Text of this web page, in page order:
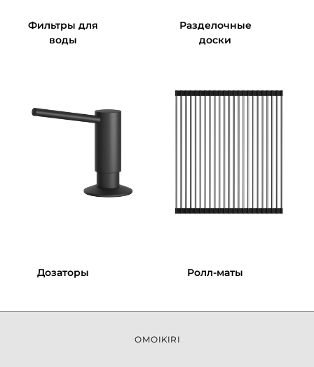
Фильтры для
воды
Разделочные
доски
Дозаторы Ролл-маты
OMOIKIRI